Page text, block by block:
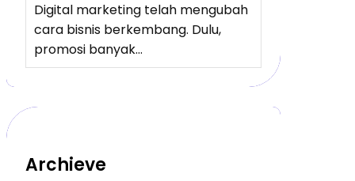
Digital marketing telah mengubah
cara bisnis berkembang. Dulu,
promosi banyak…
Archieve